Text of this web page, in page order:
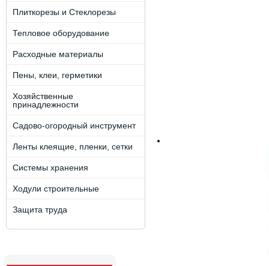
Плиткорезы и Стеклорезы
Тепловое оборудование
Расходные материалы
Пены, клеи, герметики
Хозяйственные
принадлежности
Садово-огородный инструмент
Ленты клеящие, пленки, сетки
Системы хранения
Ходули строительные
Защита труда